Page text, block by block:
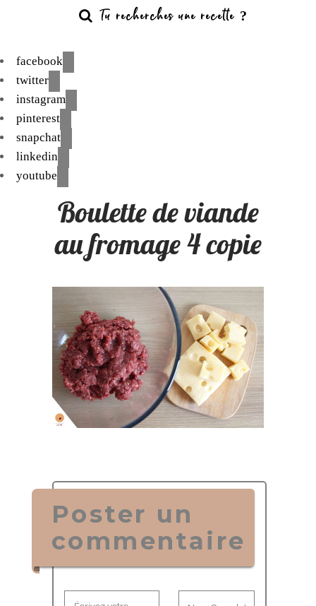
facebook
twitter
instagram
pinterest
snapchat
linkedin
youtube
Boulette de viande
au fromage 4 copie
Poster un
commentaire